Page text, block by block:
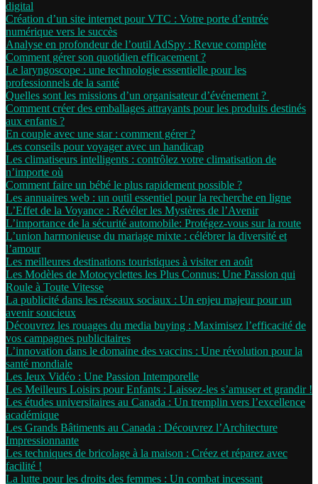
digital
Création d’un site internet pour VTC : Votre porte d’entrée
numérique vers le succès
Analyse en profondeur de l’outil AdSpy : Revue complète
Comment gérer son quotidien efficacement ?
Le laryngoscope : une technologie essentielle pour les
professionnels de la santé
Quelles sont les missions d’un organisateur d’événement ?
Comment créer des emballages attrayants pour les produits destinés
aux enfants ?
En couple avec une star : comment gérer ?
Les conseils pour voyager avec un handicap
Les climatiseurs intelligents : contrôlez votre climatisation de
n’importe où
Comment faire un bébé le plus rapidement possible ?
Les annuaires web : un outil essentiel pour la recherche en ligne
L’Effet de la Voyance : Révéler les Mystères de l’Avenir
L’importance de la sécurité automobile: Protégez-vous sur la route
L’union harmonieuse du mariage mixte : célébrer la diversité et
l’amour
Les meilleures destinations touristiques à visiter en août
Les Modèles de Motocyclettes les Plus Connus: Une Passion qui
Roule à Toute Vitesse
La publicité dans les réseaux sociaux : Un enjeu majeur pour un
avenir soucieux
Découvrez les rouages du media buying : Maximisez l’efficacité de
vos campagnes publicitaires
L’innovation dans le domaine des vaccins : Une révolution pour la
santé mondiale
Les Jeux Vidéo : Une Passion Intemporelle
Les Meilleurs Loisirs pour Enfants : Laissez-les s’amuser et grandir !
Les études universitaires au Canada : Un tremplin vers l’excellence
académique
Les Grands Bâtiments au Canada : Découvrez l’Architecture
Impressionnante
Les techniques de bricolage à la maison : Créez et réparez avec
facilité !
La lutte pour les droits des femmes : Un combat incessant